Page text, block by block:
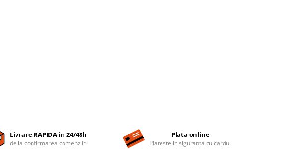
Livrare RAPIDA in 24/48h
de la confirmarea comenzii*
Plata online
Plateste in siguranta cu cardul